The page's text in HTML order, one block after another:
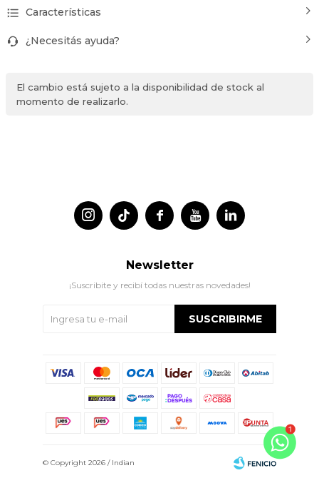
Características
¿Necesitás ayuda?
El cambio está sujeto a la disponibilidad de stock al
momento de realizarlo.
 
 
Newsletter
¡Suscribite y recibí todas nuestras novedades!
SUSCRIBIRME
© Copyright 2026 / Indian